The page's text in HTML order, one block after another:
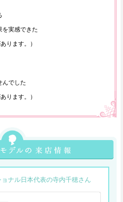
を実感できた
ります。）
んでした
ります。）
ナル日本代表の寺内千穂さん